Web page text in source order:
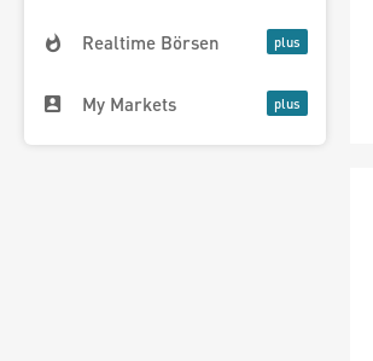
Realtime Börsen
My Markets